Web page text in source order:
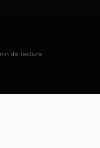
de lecture